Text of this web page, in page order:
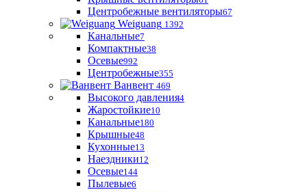
Центробежные вентиляторы67
Weiguang 1392
Канальные7
Компактные38
Осевые992
Центробежные355
Ванвент 469
Высокого давления4
Жаростойкие10
Канальные180
Крышные48
Кухонные13
Наездники12
Осевые144
Пылевые6